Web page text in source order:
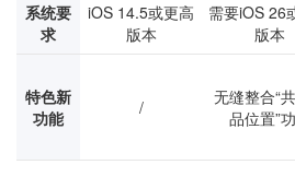
系统要
求
iOS 14.5或更高
版本
需要iOS 26
版本
特色新
功能
/
无缝整合“
品位置”